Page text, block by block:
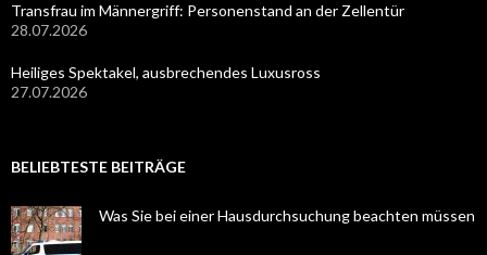
Transfrau im Männergriff: Personenstand an der Zellentür
28.07.2026
Heiliges Spektakel, ausbrechendes Luxusross
27.07.2026
BELIEBTESTE BEITRÄGE
Was Sie bei einer Hausdurchsuchung beachten müssen